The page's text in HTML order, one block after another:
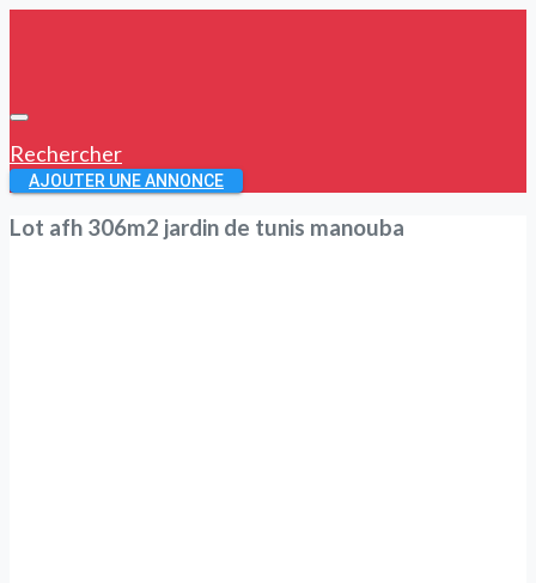
Rechercher
AJOUTER UNE ANNONCE
Lot afh 306m2 jardin de tunis manouba